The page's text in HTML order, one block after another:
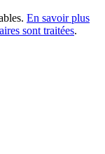
En savoir plus
sont traitées.